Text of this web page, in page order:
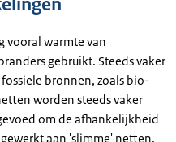
vooral warmte van
gebruikt. Steeds vaker
bronnen, zoals bio-
worden steeds vaker
om de afhankelijkheid
aan 'slimme' netten.